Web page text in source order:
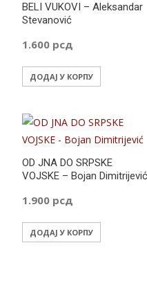
BELI VUKOVI – Aleksandar
Stevanović
1.600 рсд
ДОДАЈ У КОРПУ
OD JNA DO SRPSKE
VOJSKE – Bojan Dimitrijević
1.900 рсд
ДОДАЈ У КОРПУ